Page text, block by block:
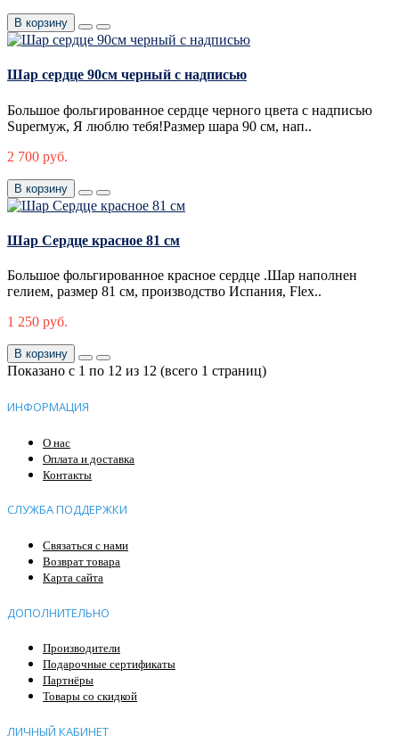
В корзину
Шар сердце 90см черный с надписью
Большое фольгированное сердце черного цвета с надписью
Superмуж, Я люблю тебя!Размер шара 90 см, нап..
2 700 руб.
В корзину
Шар Сердце красное 81 см
Большое фольгированное красное сердце .Шар наполнен
гелием, размер 81 см, производство Испания, Flex..
1 250 руб.
В корзину
Показано с 1 по 12 из 12 (всего 1 страниц)
ИНФОРМАЦИЯ
О нас
Оплата и доставка
Контакты
СЛУЖБА ПОДДЕРЖКИ
Связаться с нами
Возврат товара
Карта сайта
ДОПОЛНИТЕЛЬНО
Производители
Подарочные сертификаты
Партнёры
Товары со скидкой
ЛИЧНЫЙ КАБИНЕТ